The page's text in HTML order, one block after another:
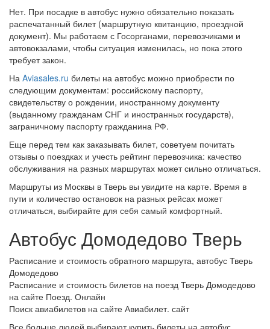
Нет. При посадке в автобус нужно обязательно показать
распечатанный билет (маршрутную квитанцию, проездной
документ). Мы работаем с Госорганами, перевозчиками и
автовокзалами, чтобы ситуация изменилась, но пока этого
требует закон.
На Aviasales.ru билеты на автобус можно приобрести по
следующим документам: российскому паспорту,
свидетельству о рождении, иностранному документу
(выданному гражданам СНГ и иностранных государств),
заграничному паспорту гражданина РФ.
Еще перед тем как заказывать билет, советуем почитать
отзывы о поездках и учесть рейтинг перевозчика: качество
обслуживания на разных маршрутах может сильно отличаться.
Маршруты из Москвы в Тверь вы увидите на карте. Время в
пути и количество остановок на разных рейсах может
отличаться, выбирайте для себя самый комфортный.
Автобус Домодедово Тверь
Расписание и стоимость обратного маршрута, автобус Тверь
Домодедово
Расписание и стоимость билетов на поезд Тверь Домодедово
на сайте Поезд. Онлайн
Поиск авиабилетов на сайте Авиабилет. сайт
Все больше людей выбирают купить билеты на автобус